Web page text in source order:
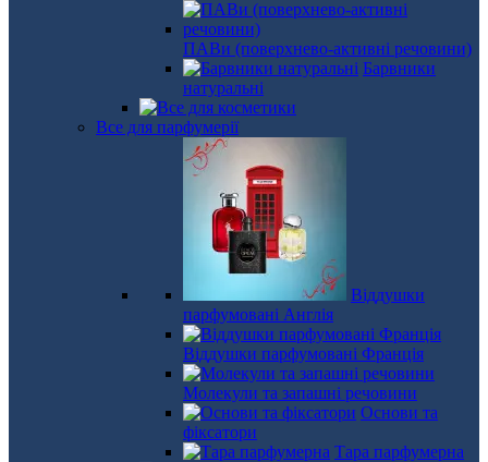
ПАВи (поверхнево-активні речовини)
Барвники
натуральні
Все для парфумерії
Віддушки
парфумовані Англія
Віддушки парфумовані Франція
Молекули та запашні речовини
Основи та
фіксатори
Тара парфумерна